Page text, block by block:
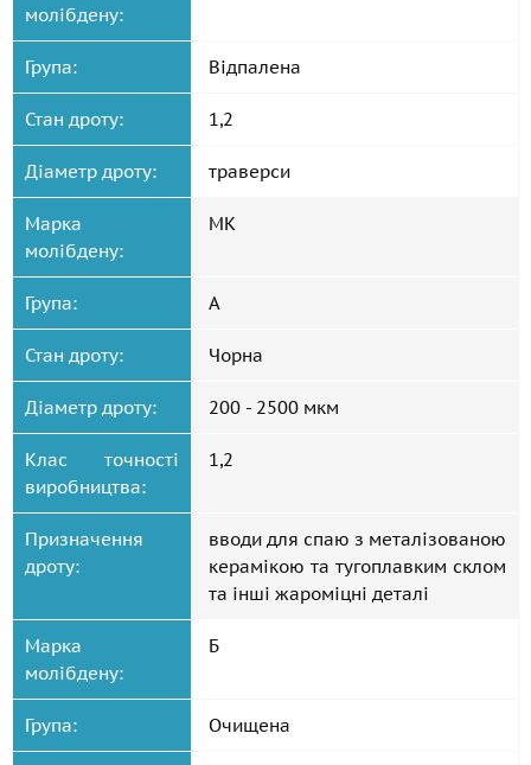
молібдену:
Група: Відпалена
Стан дроту: 1,2
Діаметр дроту: траверси
Марка
молібдену:
МК
Група: А
Стан дроту: Чорна
Діаметр дроту: 200 - 2500 мкм
Клас точності
виробництва:
1,2
Призначення
дроту:
вводи для спаю з металізованою
керамікою та тугоплавким склом
та інші жароміцні деталі
Марка
молібдену:
Б
Група: Очищена